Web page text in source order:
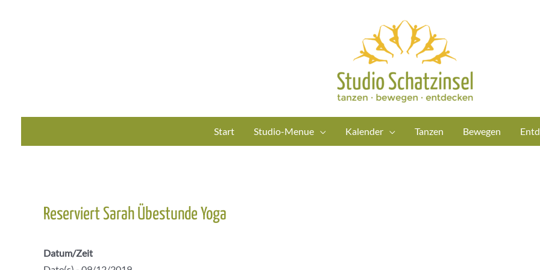
Start Studio-Menue Kalender Tanzen Bewegen
Reserviert Sarah Übestunde Yoga
Datum/Zeit